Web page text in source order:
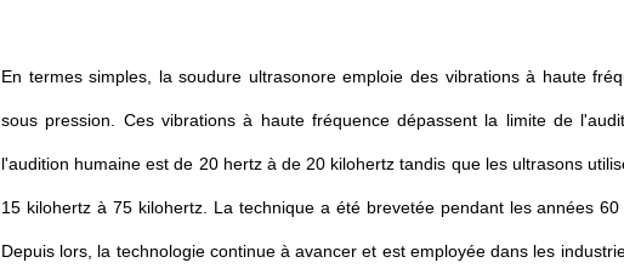
En termes simples, la soudure ultrasonore emploie des vibrations à haute
sous pression. Ces vibrations à haute fréquence dépassent la limite de
l'audition humaine est de 20 hertz à de 20 kilohertz tandis que les ultrasons
15 kilohertz à 75 kilohertz. La technique a été brevetée pendant les années
Depuis lors, la technologie continue à avancer et est employée dans les